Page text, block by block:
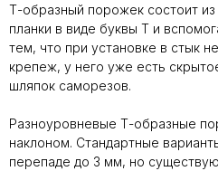
Т-образный порожек состоит из
планки в виде буквы Т и
тем, что при установке в стык
крепеж, у него уже есть
шляпок саморезов.
Разноуровневые Т-образные
наклоном. Стандартные
перепаде до 3 мм, но